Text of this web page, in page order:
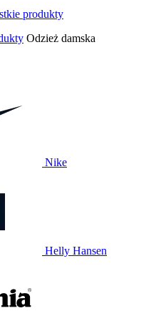
Odzież damska
Nike
Helly Hansen